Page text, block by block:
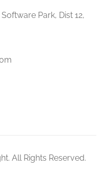
Park, Dist 12,
All Rights Reserved.